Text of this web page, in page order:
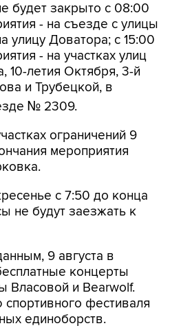
будет закрыто с 08:00
- на съезде с улицы
улицу Доватора; с 15:00
- на участках улиц
10-летия Октября, 3-й
и Трубецкой, в
№ 2309.
ограничений 9
мероприятия
с 7:50 до конца
не будут заезжать к
9 августа в
концерты
Власовой и Bearwolf.
фестиваля
единоборств.